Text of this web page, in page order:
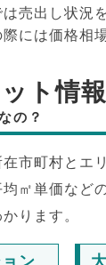
売出し状況
には価格相
ト情報
の？
市町村とエ
㎡単価など
ります。
ン